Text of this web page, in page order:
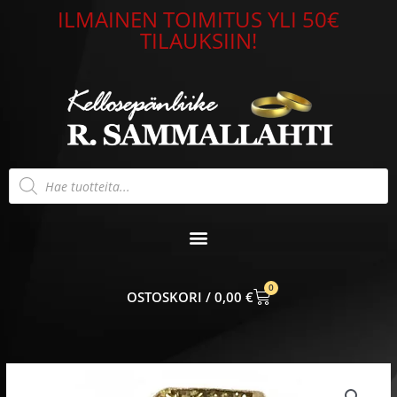
ILMAINEN TOIMITUS YLI 50€
TILAUKSIIN!
Products
search
0,00 €
0
CART